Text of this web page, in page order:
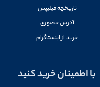
تاریخچه فیلیپس
آدرس حضوری
خرید از اینستاگرام
با اطمینان خرید کنید